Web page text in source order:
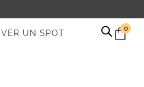
UN SPOT
0